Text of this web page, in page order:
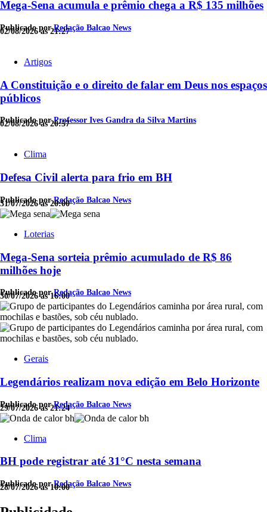
Mega-Sena acumula e prêmio chega a R$ 135 milhões
Publicado porRedação Balcao News
02/08/2026 às 21:27
Artigos
A Constituição e o direito de falar em Deus nos espaços
públicos
Publicado porProfessor Ives Gandra da Silva Martins
02/08/2026 às 20:57
Clima
Defesa Civil alerta para frio em BH
Publicado porRedação Balcao News
31/07/2026 às 20:00
Loterias
Mega-Sena sorteia prêmio acumulado de R$ 86
milhões hoje
Publicado porRedação Balcao News
30/07/2026 às 16:00
Gerais
Legendários realizam nova edição em Belo Horizonte
Publicado porRedação Balcao News
29/07/2026 às 21:24
Clima
BH pode registrar até 31°C nesta semana
Publicado porRedação Balcao News
28/07/2026 às 10:00